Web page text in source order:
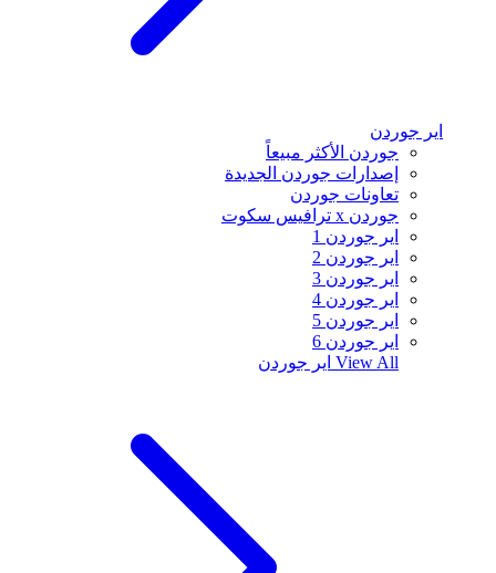
اير جوردن
جوردن الأكثر مبيعاً
إصدارات جوردن الجديدة
تعاونات جوردن
جوردن x ترافيس سكوت
اير جوردن 1
اير جوردن 2
اير جوردن 3
اير جوردن 4
اير جوردن 5
اير جوردن 6
View All اير جوردن